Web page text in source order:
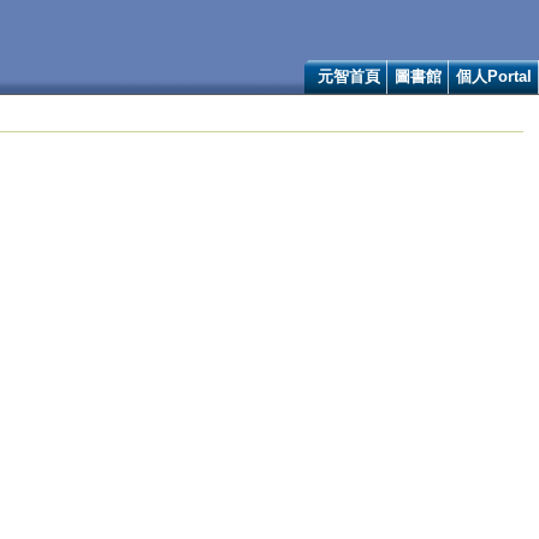
元智首頁 圖書館 個人Portal